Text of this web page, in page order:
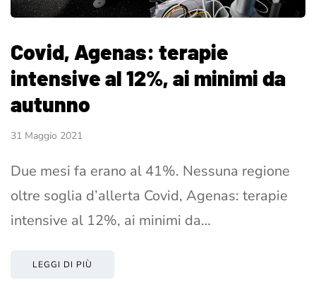
Covid, Agenas: terapie
intensive al 12%, ai minimi da
autunno
31 Maggio 2021
Due mesi fa erano al 41%. Nessuna regione
oltre soglia d’allerta Covid, Agenas: terapie
intensive al 12%, ai minimi da…
LEGGI DI PIÙ